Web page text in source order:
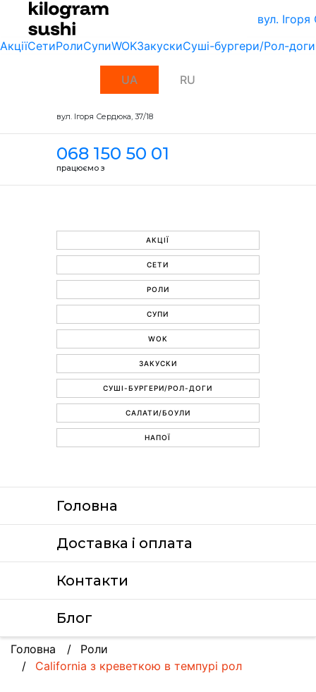
вул.
АкціїСетиРолиСупиWOKЗакускиСуші-бургери/Рол-доги
UA RU
вул. Ігоря Сердюка, 37/18
068 150 50 01
працюємо з
АКЦІЇ
СЕТИ
РОЛИ
СУПИ
WOK
ЗАКУСКИ
СУШІ-БУРГЕРИ/РОЛ-ДОГИ
САЛАТИ/БОУЛИ
НАПОЇ
Головна
Доставка i оплата
Контакти
Блог
Головна
Роли
California з креветкою в темпурі рол